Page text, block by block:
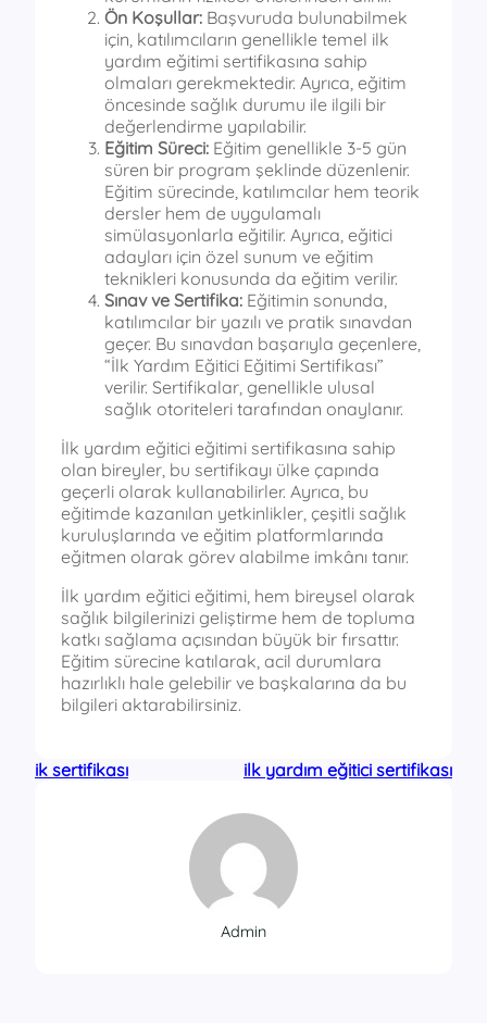
Ön Koşullar: Başvuruda bulunabilmek
için, katılımcıların genellikle temel ilk
yardım eğitimi sertifikasına sahip
olmaları gerekmektedir. Ayrıca, eğitim
öncesinde sağlık durumu ile ilgili bir
değerlendirme yapılabilir.
Eğitim Süreci: Eğitim genellikle 3-5 gün
süren bir program şeklinde düzenlenir.
Eğitim sürecinde, katılımcılar hem teorik
dersler hem de uygulamalı
simülasyonlarla eğitilir. Ayrıca, eğitici
adayları için özel sunum ve eğitim
teknikleri konusunda da eğitim verilir.
Sınav ve Sertifika: Eğitimin sonunda,
katılımcılar bir yazılı ve pratik sınavdan
geçer. Bu sınavdan başarıyla geçenlere,
“İlk Yardım Eğitici Eğitimi Sertifikası”
verilir. Sertifikalar, genellikle ulusal
sağlık otoriteleri tarafından onaylanır.
İlk yardım eğitici eğitimi sertifikasına sahip
olan bireyler, bu sertifikayı ülke çapında
geçerli olarak kullanabilirler. Ayrıca, bu
eğitimde kazanılan yetkinlikler, çeşitli sağlık
kuruluşlarında ve eğitim platformlarında
eğitmen olarak görev alabilme imkânı tanır.
İlk yardım eğitici eğitimi, hem bireysel olarak
sağlık bilgilerinizi geliştirme hem de topluma
katkı sağlama açısından büyük bir fırsattır.
Eğitim sürecine katılarak, acil durumlara
hazırlıklı hale gelebilir ve başkalarına da bu
bilgileri aktarabilirsiniz.
ik sertifikası ilk yardım eğitici sertifikası
Admin